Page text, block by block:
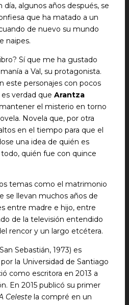
algunos años después, se
que ha matado a un
de nuevo su mundo
naipes.
Sí que me ha gustado
a Val, su protagonista.
este personajes con pocos
verdad que Arantza
el misterio en torno
Novela que, por otra
en el tiempo para que el
una idea de quién es
quién fue con quince
temas como el matrimonio
se llevan muchos años de
entre madre e hijo, entre
de la televisión entendido
rencor y un largo etcétera.
Sebastián, 1973) es
la Universidad de Santiago
como escritora en 2013 a
En 2015 publicó su primer
Celeste la compré en un